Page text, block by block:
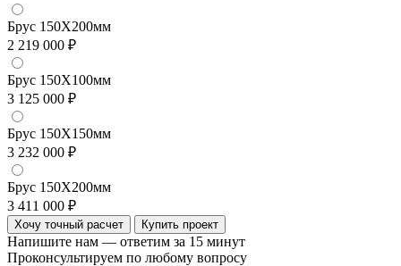
Брус 150Х200мм
2 219 000 ₽
Брус 150Х100мм
3 125 000 ₽
Брус 150Х150мм
3 232 000 ₽
Брус 150Х200мм
3 411 000 ₽
Хочу точный расчет Купить проект
Напишите нам — ответим за 15 минут
Проконсультируем по любому вопросу